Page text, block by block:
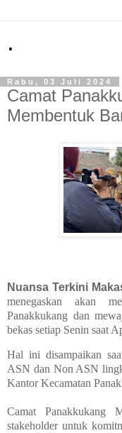
.
Rabu, 03 Juli 2024
Camat
Membentuk
Nuansa Terkini
menegaskan akan
Panakkukang dan
bekas setiap Senin saat
Hal ini disampaikan
ASN dan Non ASN
Kantor Kecamatan
Camat Panakkukang
stakeholder untuk